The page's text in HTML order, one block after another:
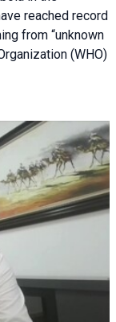
reached record
from “unknown
(WHO)